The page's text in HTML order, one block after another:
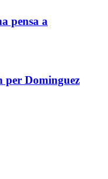
pensa a
per Dominguez